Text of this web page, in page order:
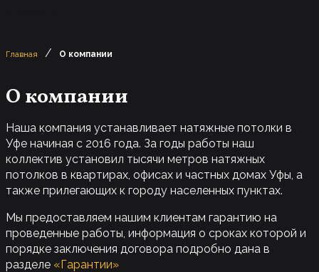
Главная / О компании
О компании
Наша компания устанавливает натяжные потолки в
Уфе начиная с 2016 года. За годы работы наш
коллектив установил тысячи метров натяжных
потолков в квартирах, офисах и частных домах Уфы, а
также прилегающих к городу населенных пунктах.
Мы предоставляем нашим клиентам гарантию на
проведенные работы, информация о сроках которой и
порядке заключения договора подробно дана в
разделе «Гарантии»